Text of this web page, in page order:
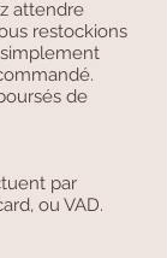
attendre
restockions
de
par
ou VAD.